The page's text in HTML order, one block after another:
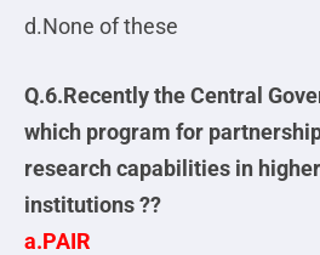
d.None of these
Q.6.Recently the Central
which program for
research capabilities in
institutions ??
a.PAIR